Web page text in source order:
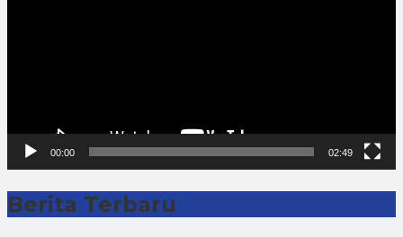
00:00 02:49
Berita Terbaru